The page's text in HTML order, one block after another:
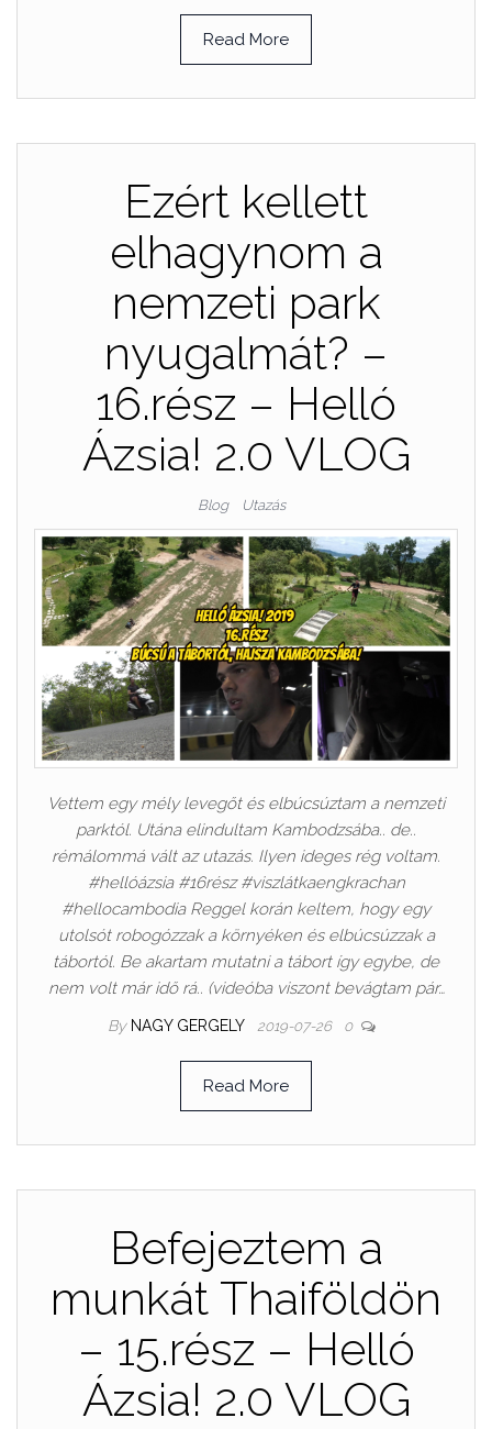
Read More
Ezért kellett
elhagynom a
nemzeti park
nyugalmát? –
16.rész – Helló
Ázsia! 2.0 VLOG
Blog Utazás
Vettem egy mély levegőt és elbúcsúztam a nemzeti
parktól. Utána elindultam Kambodzsába.. de..
rémálommá vált az utazás. Ilyen ideges rég voltam.
#hellóázsia #16rész #viszlátkaengkrachan
#hellocambodia Reggel korán keltem, hogy egy
utolsót robogózzak a környéken és elbúcsúzzak a
tábortól. Be akartam mutatni a tábort így egybe, de
nem volt már idő rá.. (videóba viszont bevágtam pár…
By NAGY GERGELY 2019-07-26 0
Read More
Befejeztem a
munkát Thaiföldön
– 15.rész – Helló
Ázsia! 2.0 VLOG